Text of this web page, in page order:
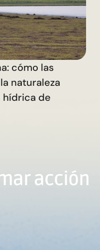
cómo las
naturaleza
hídrica de
acción